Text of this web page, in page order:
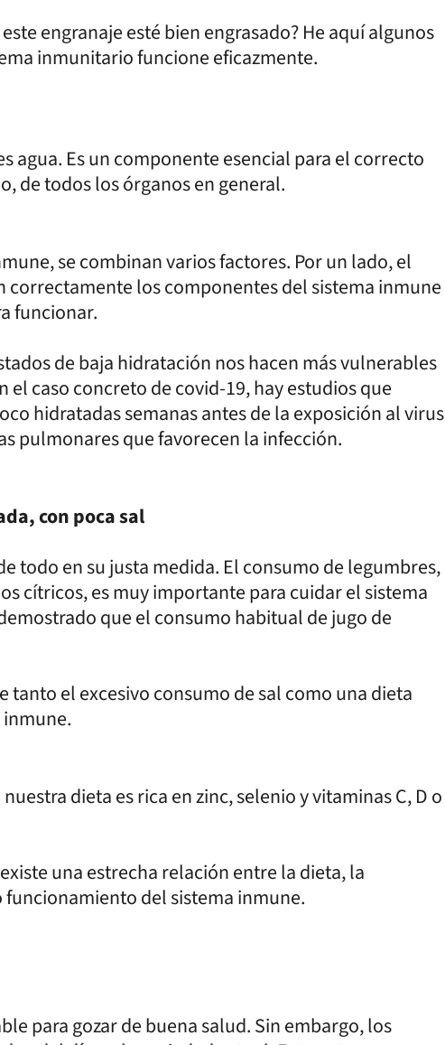
engranaje esté bien engrasado? He aquí algunos
inmunitario funcione eficazmente.
agua. Es un componente esencial para el correcto
de todos los órganos en general.
se combinan varios factores. Por un lado, el
correctamente los componentes del sistema inmune
funcionar.
de baja hidratación nos hacen más vulnerables
el caso concreto de covid-19, hay estudios que
hidratadas semanas antes de la exposición al virus
pulmonares que favorecen la infección.
con poca sal
todo en su justa medida. El consumo de legumbres,
cítricos, es muy importante para cuidar el sistema
que el consumo habitual de jugo de
tanto el excesivo consumo de sal como una dieta
dieta es rica en zinc, selenio y vitaminas C, D o
una estrecha relación entre la dieta, la
del sistema inmune.
para gozar de buena salud. Sin embargo, los